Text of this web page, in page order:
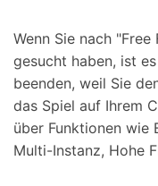
Wenn Sie nach
gesucht haben, ist
beenden, weil Sie
das Spiel auf Ihrem
über Funktionen wie
Multi-Instanz, Hohe